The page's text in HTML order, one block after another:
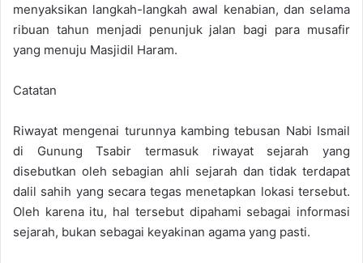
menyaksikan langkah-langkah awal kenabian, dan selama
ribuan tahun menjadi penunjuk jalan bagi para musafir
yang menuju Masjidil Haram.
Catatan
Riwayat mengenai turunnya kambing tebusan Nabi Ismail
di Gunung Tsabir termasuk riwayat sejarah yang
disebutkan oleh sebagian ahli sejarah dan tidak terdapat
dalil sahih yang secara tegas menetapkan lokasi tersebut.
Oleh karena itu, hal tersebut dipahami sebagai informasi
sejarah, bukan sebagai keyakinan agama yang pasti.